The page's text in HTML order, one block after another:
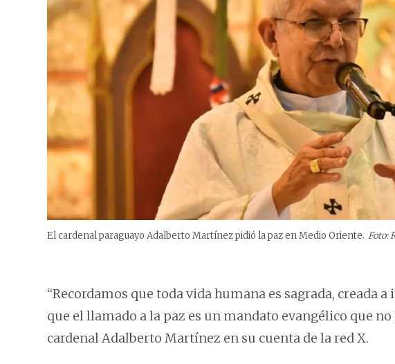
El cardenal paraguayo Adalberto Martínez pidió la paz en Medio Oriente. Foto:
“Recordamos que toda vida humana es sagrada, creada
que el llamado a la paz es un mandato evangélico que
cardenal Adalberto Martínez en su cuenta de la red X.